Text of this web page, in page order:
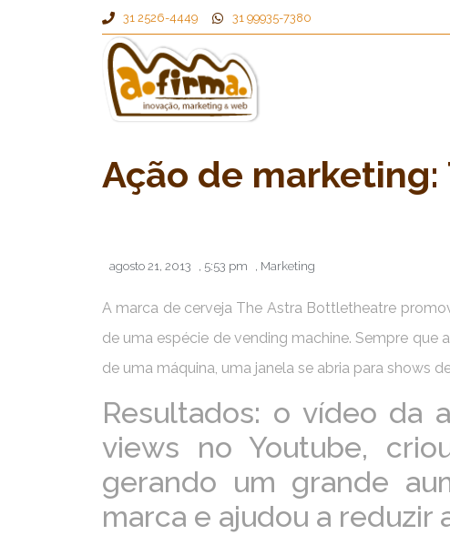
31 2526-4449 31 99935-7380
Ação de
agosto 21, 2013 , 5:53 pm , Marketing
A marca de cerveja The Astra Bottletheatre
de uma espécie de vending machine. Sempre
de uma máquina, uma janela se abria para shows
Resultados: o vídeo da
views no Youtube,
gerando um grande
marca e ajudou a reduzir